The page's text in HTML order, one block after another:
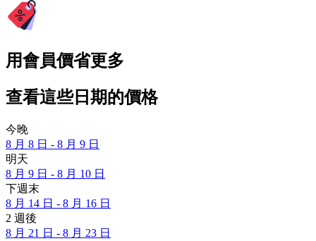
用會員價省更多
查看這些日期的價格
今晚
8 月 8 日 - 8 月 9 日
明天
8 月 9 日 - 8 月 10 日
下週末
8 月 14 日 - 8 月 16 日
2 週後
8 月 21 日 - 8 月 23 日